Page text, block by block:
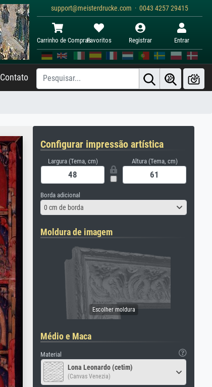
support@meisterdrucke.com · 0043 4257 29415
Carrinho de ComprasFavoritos Registrar Entrar
Contato
Configurar impressão artística
Largura (Tema, cm) Altura (Tema, cm)
Borda adicional
0 cm de borda
Moldura de imagem
Médio e Maca
Material
Lona Leonardo (cetim)
(Canvas Venezia)